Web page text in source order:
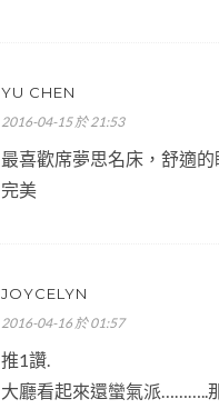
YU CHEN
2016-04-15 於 21:53
最喜歡席夢思名床，舒適
完美
JOYCELYN
2016-04-16 於 01:57
推1讚.
大廳看起來還蠻氣派………..